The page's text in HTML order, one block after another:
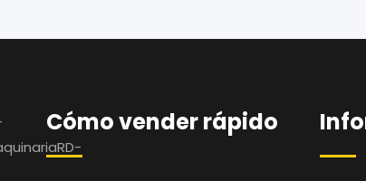
Cómo vender rápido